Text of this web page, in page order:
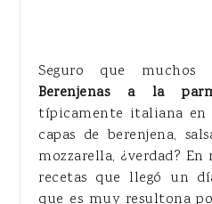
Seguro que muchos
Berenjenas a la
típicamente italiana en
capas de berenjena,
mozzarella, ¿verdad? En
recetas que llegó un
que es muy resultona